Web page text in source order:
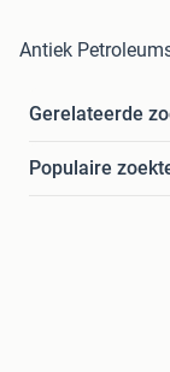
Antiek
Gerelateerde
Populaire